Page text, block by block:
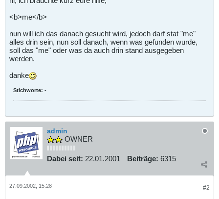
<b>me</b>
nun will ich das danach gesucht wird, jedoch darf stat "me"
alles drin sein, nun soll danach, wenn was gefunden wurde,
soll das "me" oder was da auch drin stand ausgegeben
werden.
danke
Stichworte: -
admin
OWNER
Dabei seit: 22.01.2001 Beiträge: 6315
#2
27.09.2002, 15:28